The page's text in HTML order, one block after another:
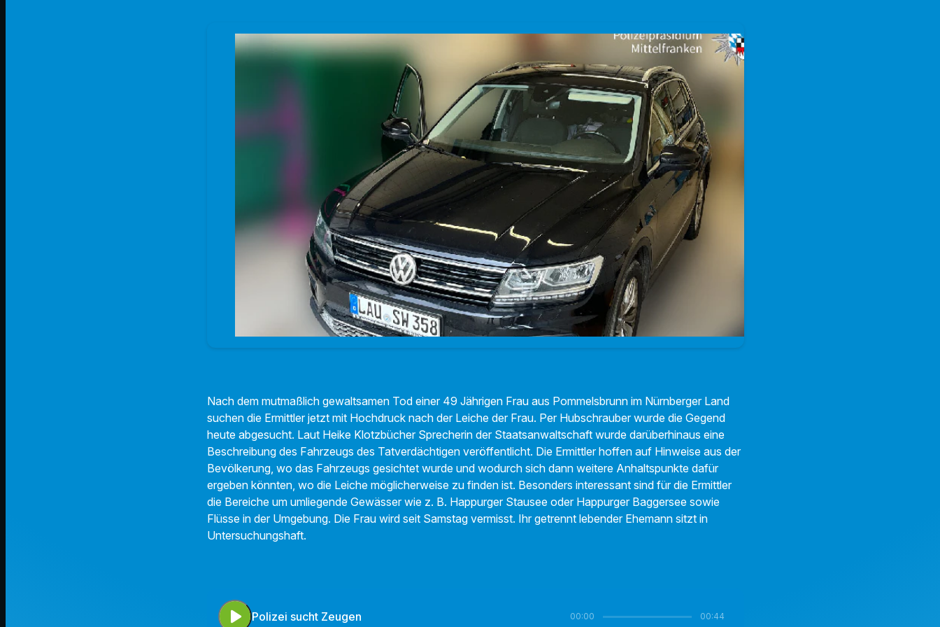
Nach dem mutmaßlich gewaltsamen Tod einer 49 Jährigen Frau aus Pommelsbrunn im Nürnberger Land
suchen die Ermittler jetzt mit Hochdruck nach der Leiche der Frau. Per Hubschrauber wurde die Gegend
heute abgesucht. Laut Heike Klotzbücher Sprecherin der Staatsanwaltschaft wurde darüberhinaus eine
Beschreibung des Fahrzeugs des Tatverdächtigen veröffentlicht. Die Ermittler hoffen auf Hinweise aus der
Bevölkerung, wo das Fahrzeugs gesichtet wurde und wodurch sich dann weitere Anhaltspunkte dafür
ergeben könnten, wo die Leiche möglicherweise zu finden ist. Besonders interessant sind für die Ermittler
die Bereiche um umliegende Gewässer wie z. B. Happurger Stausee oder Happurger Baggersee sowie
Flüsse in der Umgebung. Die Frau wird seit Samstag vermisst. Ihr getrennt lebender Ehemann sitzt in
Untersuchungshaft.
play_arrow Polizei sucht Zeugen 00:00 00:44